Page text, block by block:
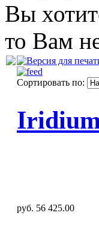
Вы
то Вам
Сортировать по:
руб. 56 425.00